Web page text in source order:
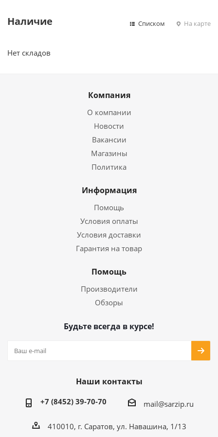
Наличие Списком На карте
Нет складов
Компания
О компании
Новости
Вакансии
Магазины
Политика
Информация
Помощь
Условия оплаты
Условия доставки
Гарантия на товар
Помощь
Производители
Обзоры
Будьте всегда в курсе!
Наши контакты
+7 (8452) 39-70-70 mail@sarzip.ru
410010, г. Саратов, ул. Навашина, 1/13